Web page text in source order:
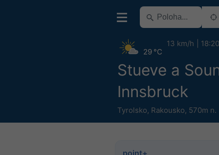
Stueve a
Innsbruck
Tyrolsko, Rakousko, 570m n.
29 °C
13 km/h 18:20
point+